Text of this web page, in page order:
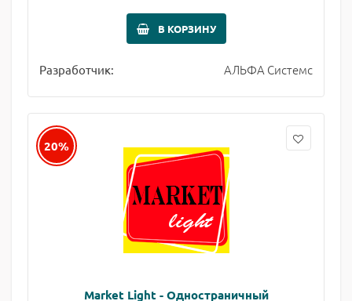
В КОРЗИНУ
Разработчик: АЛЬФА Системс
20%
Market Light - Одностраничный